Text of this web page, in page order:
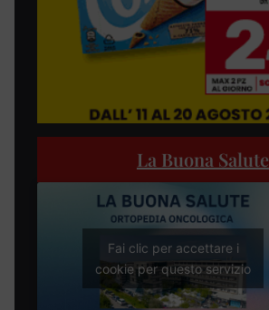
La Buona Salute
Fai clic per accettare i
cookie per questo servizio